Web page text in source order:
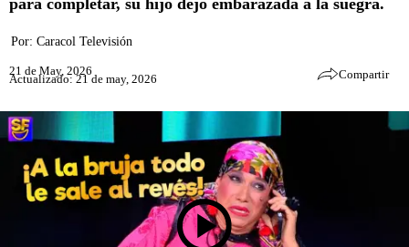
para completar, su hijo dejó embarazada a la suegra.
Por: Caracol Televisión
21 de May, 2026
Actualizado: 21 de may, 2026 Compartir